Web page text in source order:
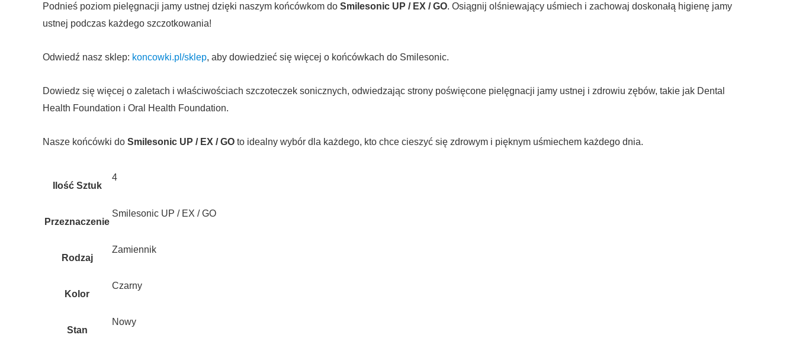
Podnieś poziom pielęgnacji jamy ustnej dzięki naszym końcówkom do Smilesonic UP / EX / GO. Osiągnij olśniewający uśmiech i zachowaj doskonałą higienę jamy
ustnej podczas każdego szczotkowania!
Odwiedź nasz sklep: koncowki.pl/sklep, aby dowiedzieć się więcej o końcówkach do Smilesonic.
Dowiedz się więcej o zaletach i właściwościach szczoteczek sonicznych, odwiedzając strony poświęcone pielęgnacji jamy ustnej i zdrowiu zębów, takie jak Dental
Health Foundation i Oral Health Foundation.
Nasze końcówki do Smilesonic UP / EX / GO to idealny wybór dla każdego, kto chce cieszyć się zdrowym i pięknym uśmiechem każdego dnia.
Ilość Sztuk
4
Przeznaczenie
Smilesonic UP / EX / GO
Rodzaj
Zamiennik
Kolor
Czarny
Stan
Nowy